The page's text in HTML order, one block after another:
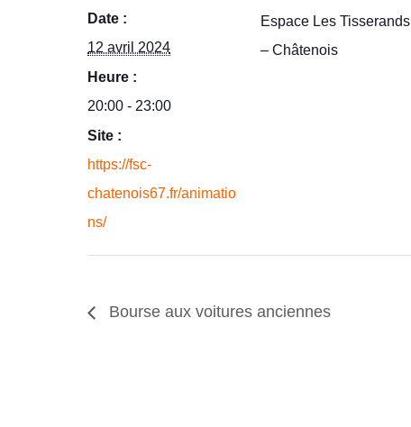
Date :
12 avril 2024
Heure :
20:00 - 23:00
Site :
https://fsc-
chatenois67.fr/animatio
ns/
Espace Les Tisserands
– Châtenois
Bourse aux voitures anciennes